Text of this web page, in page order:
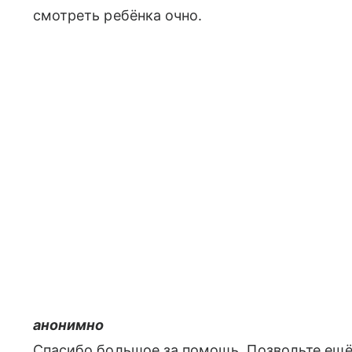
смотреть ребёнка очно.
анонимно